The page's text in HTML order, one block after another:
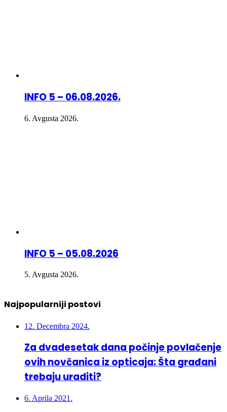
INFO 5 – 06.08.2026.
6. Avgusta 2026.
INFO 5 – 05.08.2026
5. Avgusta 2026.
Najpopularniji postovi
12. Decembra 2024.
Za dvadesetak dana počinje povlačenje
ovih novčanica iz opticaja: Šta građani
trebaju uraditi?
6. Aprila 2021.